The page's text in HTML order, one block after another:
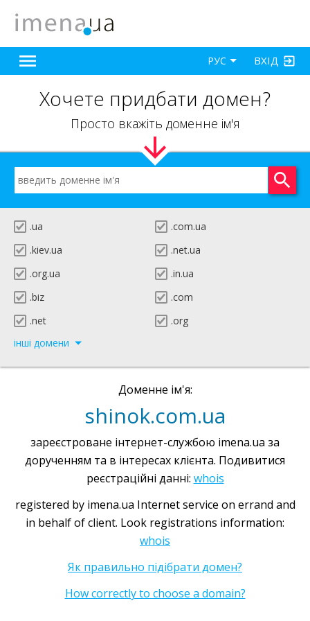
ВХІД
РУС
Хочете придбати домен?
Просто вкажіть доменне ім'я
.ua
.com.ua
.kiev.ua
.net.ua
.org.ua
.in.ua
.biz
.com
.net
.org
інші домени
Доменне ім'я:
shinok.com.ua
зареєстроване інтернет-службою imena.ua за
дорученням та в інтересах клієнта. Подивитися
реєстраційні данні: whois
registered by imena.ua Internet service on errand and
in behalf of client. Look registrations information:
whois
Як правильно підібрати домен?
How correctly to choose a domain?